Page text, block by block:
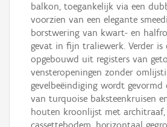
balkon, toegankelijk via een
voorzien van een elegante
borstwering van kwart- en
gevat in fijn traliewerk. Verder is
opgebouwd uit registers van
vensteropeningen zonder
gevelbeëindiging wordt gevormd
van turquoise baksteenkruisen
houten kroonlijst met